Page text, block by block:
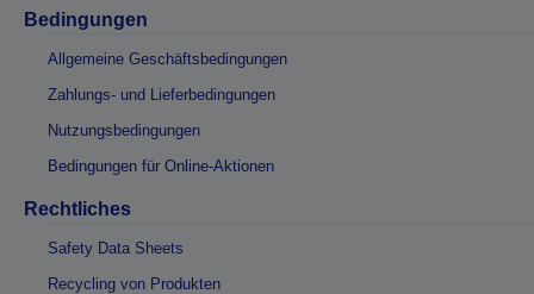
Bedingungen
Allgemeine Geschäftsbedingungen
Zahlungs- und Lieferbedingungen
Nutzungsbedingungen
Bedingungen für Online-Aktionen
Rechtliches
Safety Data Sheets
Recycling von Produkten